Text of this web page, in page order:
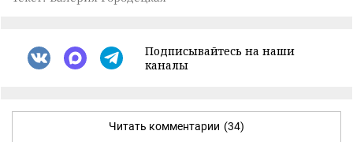
Подписывайтесь на наши
каналы
Читать комментарии (34)